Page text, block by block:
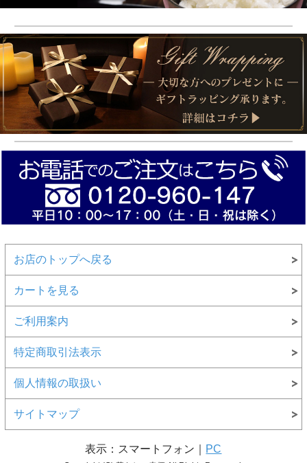
お店のトップへ戻る
カートを見る
ご利用案内
特定商取引法表示
個人情報の取扱い
サイトマップ
表示：スマートフォン｜ PC